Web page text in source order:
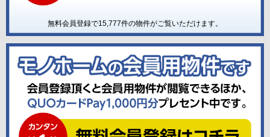
無料会員登録で15,777件の物件がご覧いただけます。